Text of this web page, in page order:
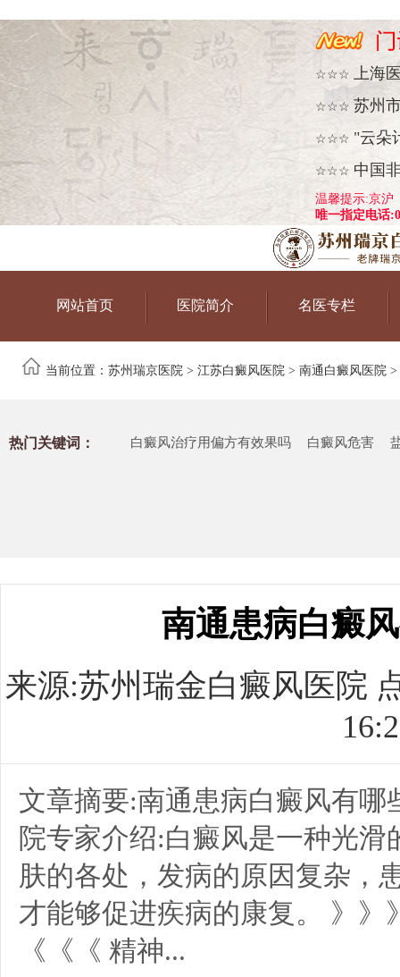
☆☆☆ 上海
☆☆☆ 苏州
☆☆☆ "云朵
☆☆☆ 中国
温馨提示:京沪
唯一指定电话
网站首页 医院简介 名医专栏
当前位置： 苏州瑞京医院 > 江苏白癜风医院 > 南通白癜风医院 >
热门关键词： 白癜风治疗用偏方有效果吗 白癜风危害
南通患病白癜
来源:苏州瑞金白癜风医院
文章摘要:南通患病白癜风有
院专家介绍:白癜风是一种光
肤的各处，发病的原因复杂，
才能够促进疾病的康复。 》》
《《《 精神...